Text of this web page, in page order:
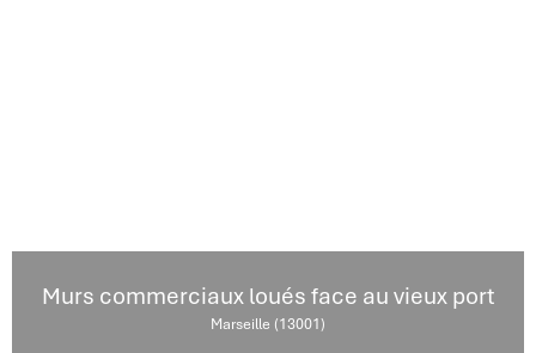
Murs commerciaux loués face au vieux port
Marseille (13001)